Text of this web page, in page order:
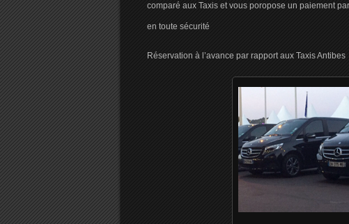
comparé aux Taxis et vous poropose un paiement
en toute sécurité
Réservation à l’avance par rapport aux Taxis Antibes